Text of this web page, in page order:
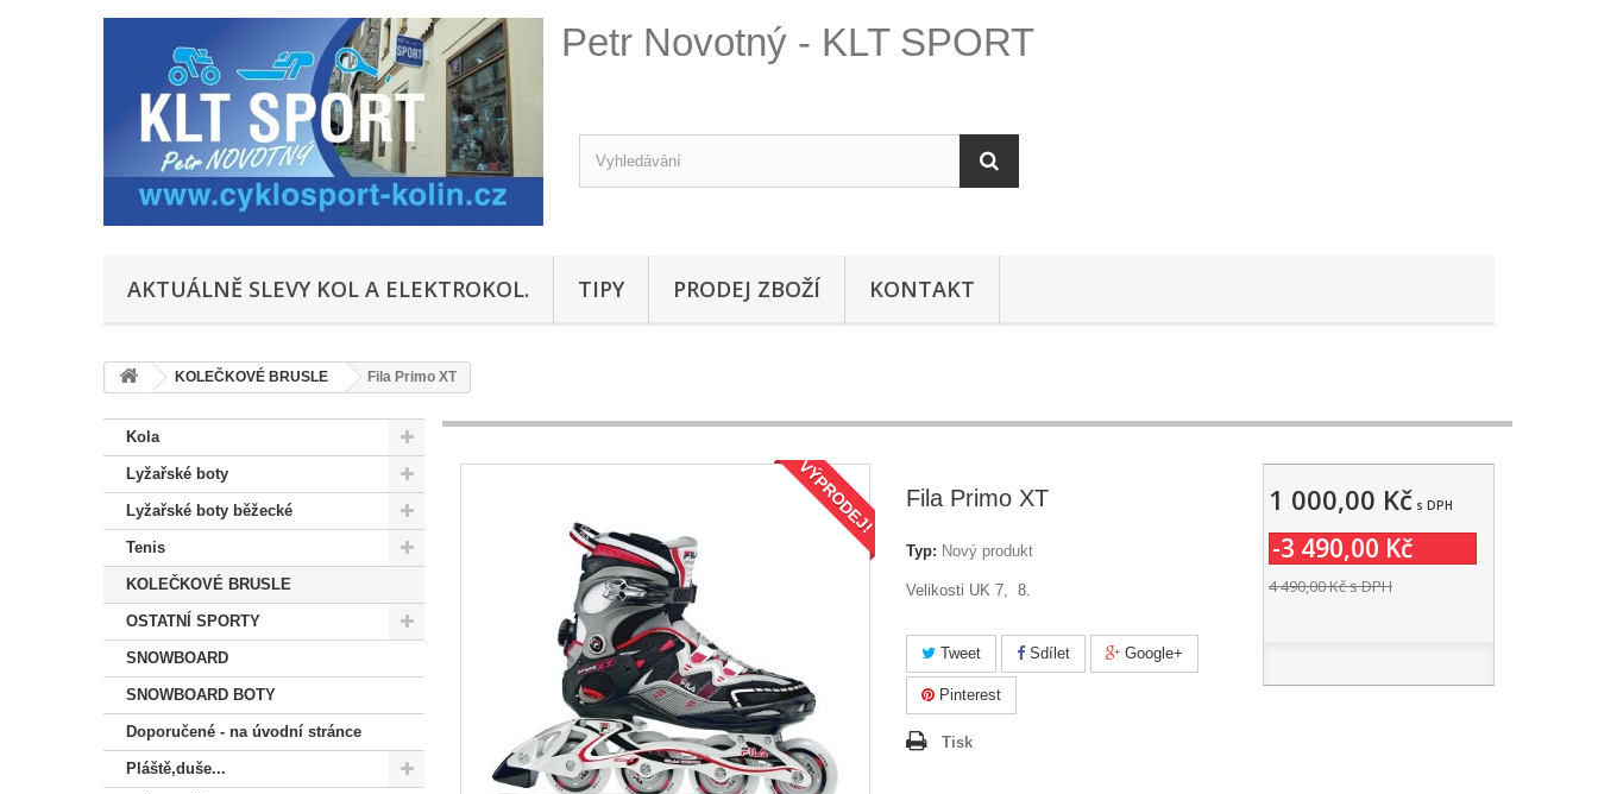
Petr Novotný - KLT SPORT
AKTUÁLNĚ SLEVY KOL A ELEKTROKOL. TIPY PRODEJ ZBOŽÍ KONTAKT
KOLEČKOVÉ BRUSLE Fila Primo XT
Kola
Lyžařské boty
Lyžařské boty běžecké
Tenis
KOLEČKOVÉ BRUSLE
OSTATNÍ SPORTY
SNOWBOARD
SNOWBOARD BOTY
Doporučené - na úvodní stránce
Pláště,duše...
VÝPRODEJ! Fila Primo XT
Typ: Nový produkt
Velikosti UK 7, 8.
Tweet Sdílet Google+
Pinterest
Tisk
1 000,00 Kč s DPH
-3 490,00 Kč
4 490,00 Kčs DPH